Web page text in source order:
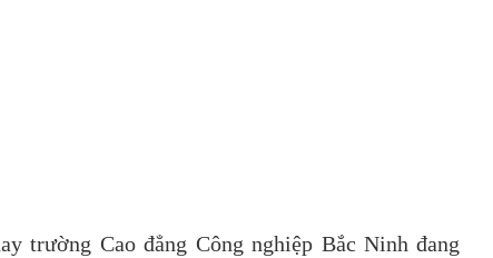
trường Cao đẳng Công nghiệp Bắc Ninh đang